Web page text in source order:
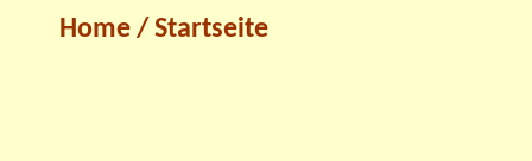
Home / Startseite